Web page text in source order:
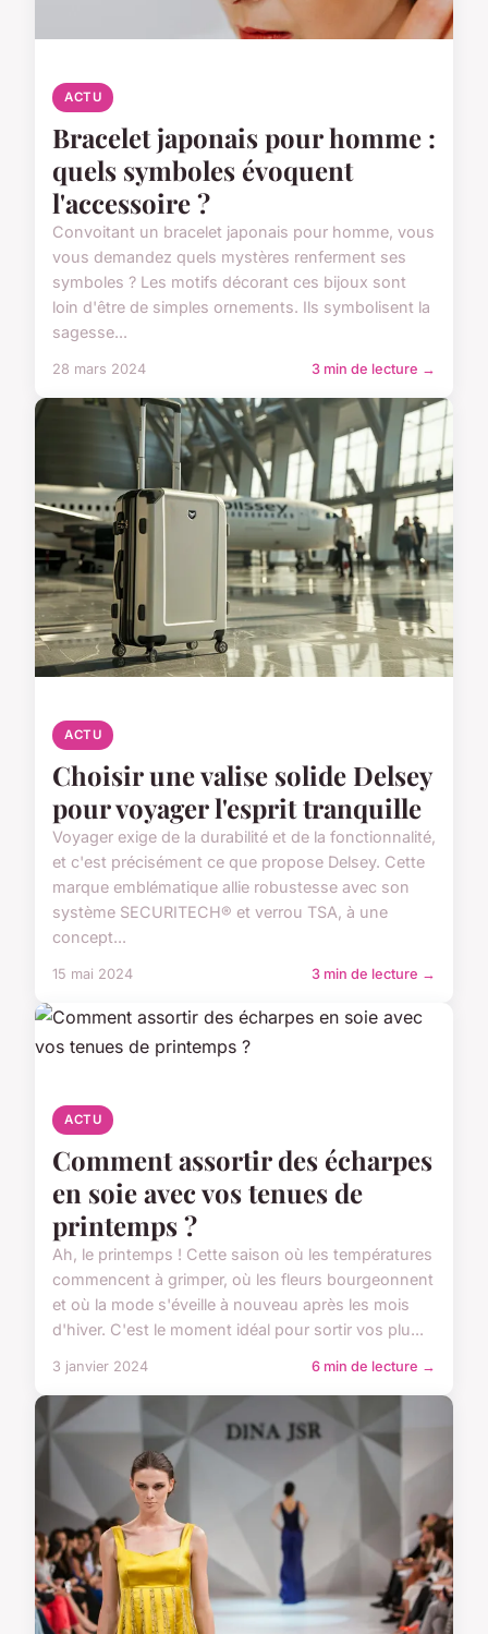
ACTU
Bracelet japonais pour homme :
quels symboles évoquent
l'accessoire ?
Convoitant un bracelet japonais pour homme, vous
vous demandez quels mystères renferment ses
symboles ? Les motifs décorant ces bijoux sont
loin d'être de simples ornements. Ils symbolisent la
sagesse...
28 mars 2024 3 min de lecture →
ACTU
Choisir une valise solide Delsey
pour voyager l'esprit tranquille
Voyager exige de la durabilité et de la fonctionnalité,
et c'est précisément ce que propose Delsey. Cette
marque emblématique allie robustesse avec son
système SECURITECH® et verrou TSA, à une
concept...
15 mai 2024 3 min de lecture →
ACTU
Comment assortir des écharpes
en soie avec vos tenues de
printemps ?
Ah, le printemps ! Cette saison où les températures
commencent à grimper, où les fleurs bourgeonnent
et où la mode s'éveille à nouveau après les mois
d'hiver. C'est le moment idéal pour sortir vos plu...
3 janvier 2024 6 min de lecture →